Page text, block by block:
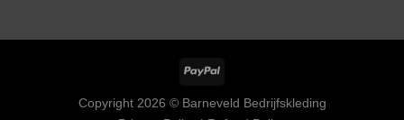
Copyright 2026 © Barneveld Bedrijfskleding